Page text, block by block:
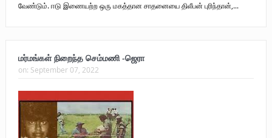
வேண்டும். ஈடு இணையற்ற ஒரு மகத்தான சாதனையை திலீபன் புரிந்தான்,...
மர்மங்கள் நிறைந்த செம்மணி -ஜெரா
on: September 07, 2022